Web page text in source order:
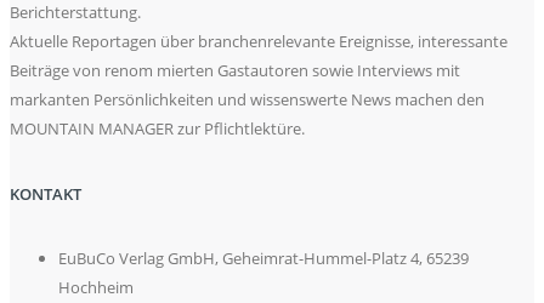
Berichterstattung.
Aktuelle Reportagen über branchenrelevante Ereignisse, interessante
Beiträge von renom mierten Gastautoren sowie Interviews mit
markanten Persönlichkeiten und wissenswerte News machen den
MOUNTAIN MANAGER zur Pflichtlektüre.
KONTAKT
EuBuCo Verlag GmbH, Geheimrat-Hummel-Platz 4, 65239
Hochheim